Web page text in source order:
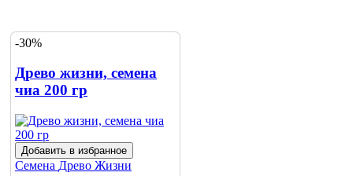
-30%
Древо жизни, семена
чиа 200 гр
Добавить в избранное
Семена Древо Жизни